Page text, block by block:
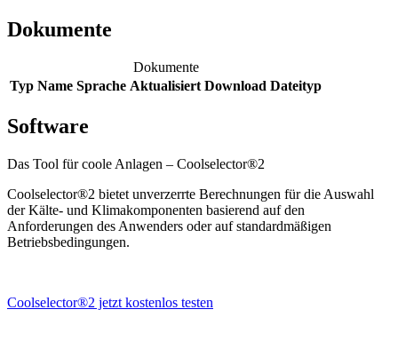
Dokumente
Dokumente
Typ Name Sprache Aktualisiert Download Dateityp
Software
Das Tool für coole Anlagen – Coolselector®2
Coolselector®2 bietet unverzerrte Berechnungen für die Auswahl
der Kälte- und Klimakomponenten basierend auf den
Anforderungen des Anwenders oder auf standardmäßigen
Betriebsbedingungen.
Coolselector®2 jetzt kostenlos testen